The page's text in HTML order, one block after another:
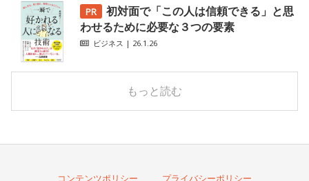
初対面で「この人は信頼できる」と思
わせるために必要な３つの要素
ビジネス | 26.1.26
もっと読む